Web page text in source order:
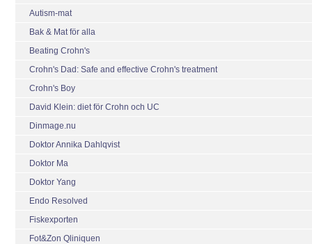
Autism-mat
Bak & Mat för alla
Beating Crohn's
Crohn's Dad: Safe and effective Crohn's treatment
Crohn's Boy
David Klein: diet för Crohn och UC
Dinmage.nu
Doktor Annika Dahlqvist
Doktor Ma
Doktor Yang
Endo Resolved
Fiskexporten
Fot&Zon Qliniquen